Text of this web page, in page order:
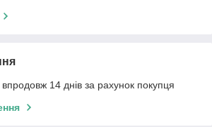
14 днів за рахунок покупця